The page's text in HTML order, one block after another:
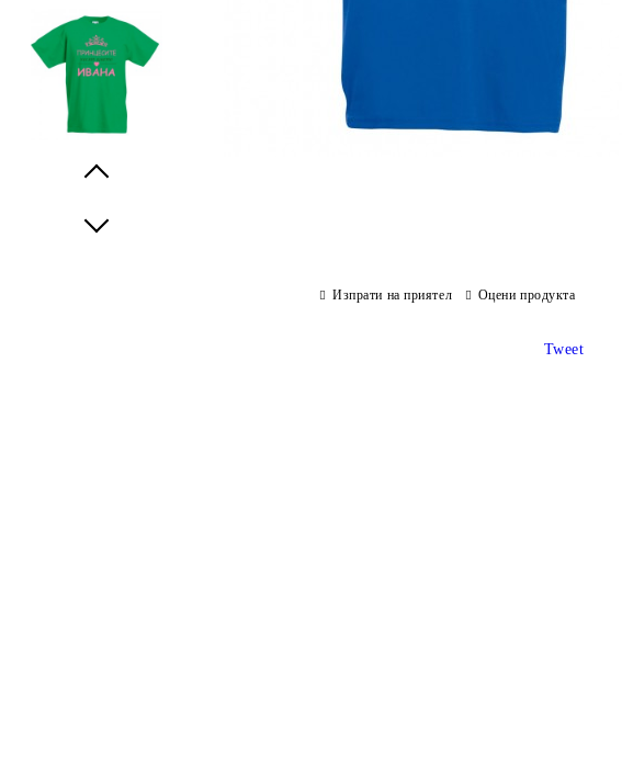
Изпрати на приятел Оцени продукта
Tweet